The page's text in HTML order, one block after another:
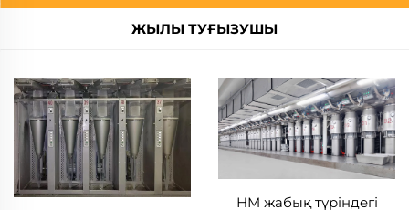
ЖЫЛЫ ТУҒЫЗУШЫ
HM жабық түріндегі